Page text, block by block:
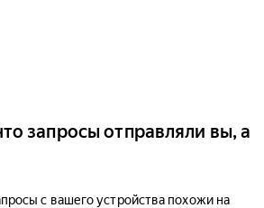
запросы отправляли вы, а
с вашего устройства похожи на